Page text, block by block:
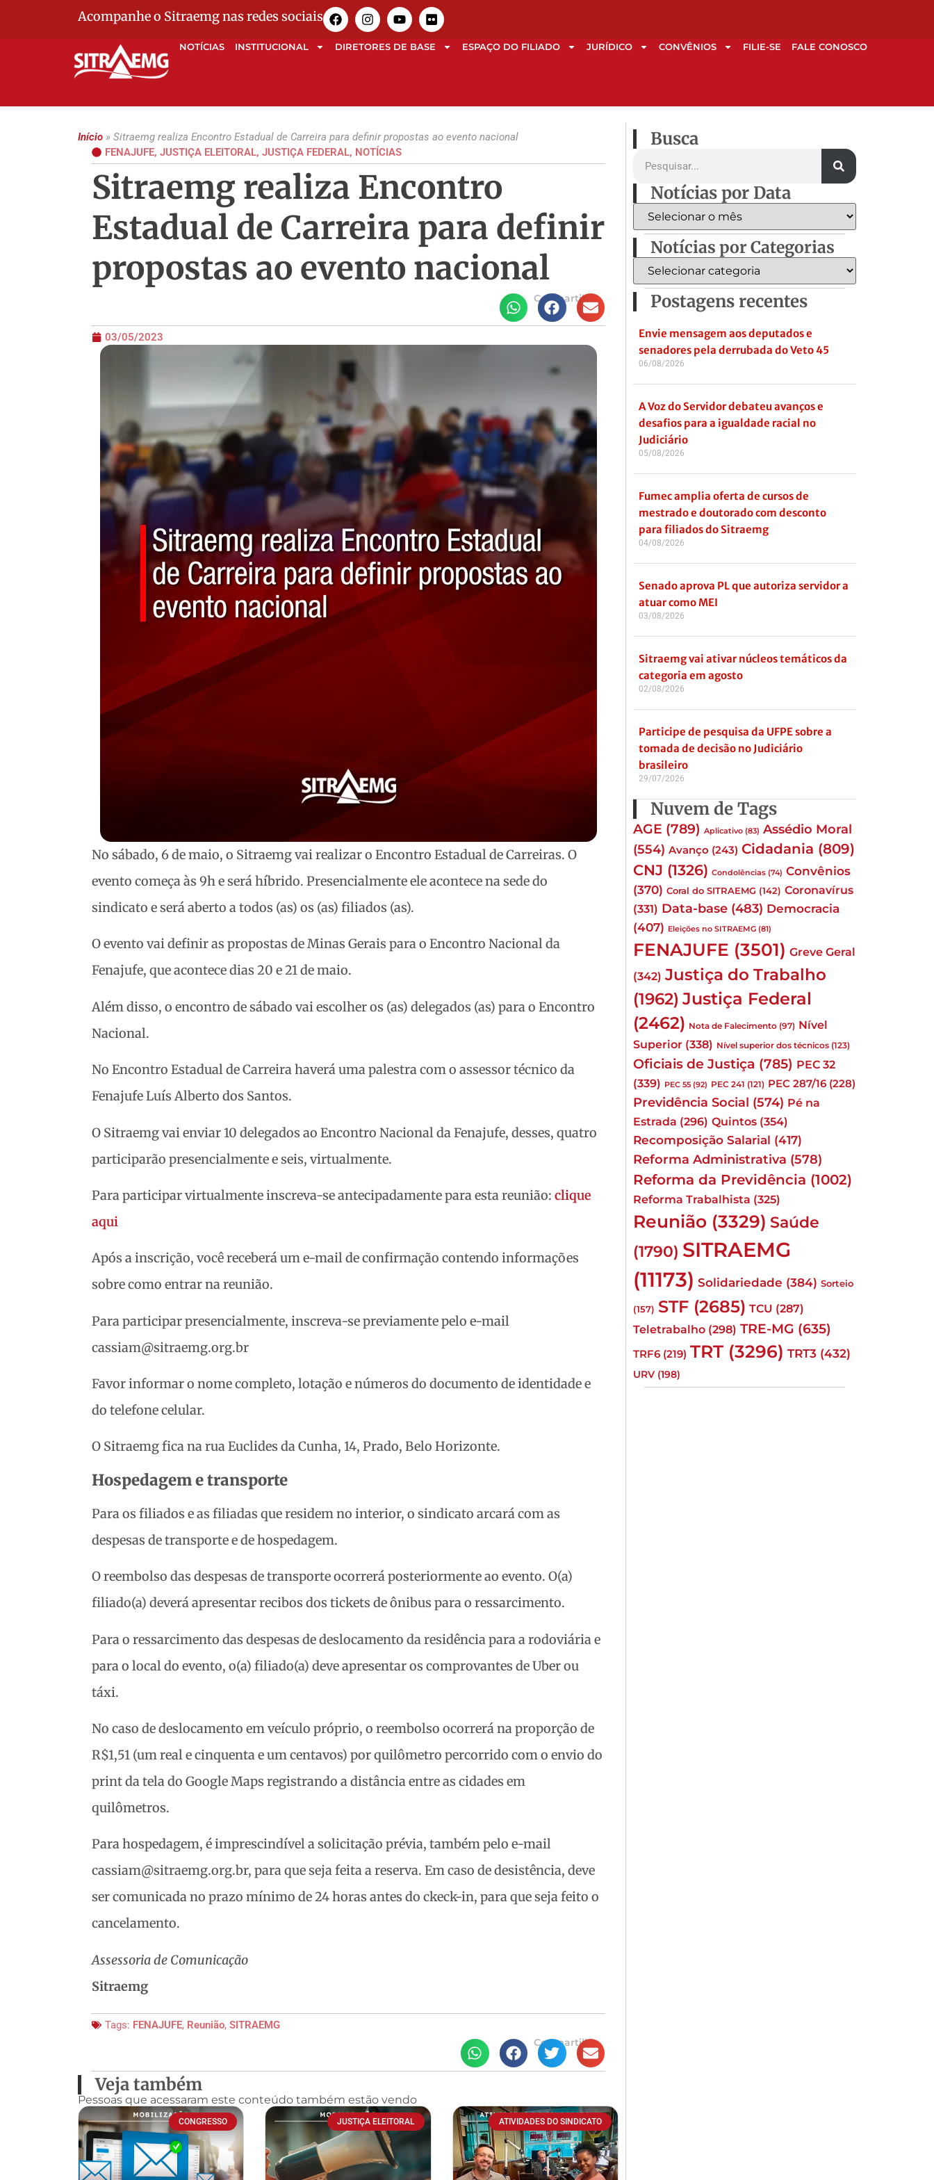
Acompanhe o Sitraemg nas redes sociais
NOTÍCIAS INSTITUCIONAL DIRETORES DE BASE ESPAÇO DO FILIADO JURÍDICO CONVÊNIOS FILIE-SE FALE CONOSCO
Início » Sitraemg realiza Encontro Estadual de Carreira para definir propostas ao evento nacional
FENAJUFE, JUSTIÇA ELEITORAL, JUSTIÇA FEDERAL, NOTÍCIAS
Sitraemg realiza Encontro
Estadual de Carreira para definir
propostas ao evento nacional
Compartilhe
03/05/2023
No sábado, 6 de maio, o Sitraemg vai realizar o Encontro Estadual de Carreiras. O
evento começa às 9h e será híbrido. Presencialmente ele acontece na sede do
sindicato e será aberto a todos (as) os (as) filiados (as).
O evento vai definir as propostas de Minas Gerais para o Encontro Nacional da
Fenajufe, que acontece dias 20 e 21 de maio.
Além disso, o encontro de sábado vai escolher os (as) delegados (as) para o Encontro
Nacional.
No Encontro Estadual de Carreira haverá uma palestra com o assessor técnico da
Fenajufe Luís Alberto dos Santos.
O Sitraemg vai enviar 10 delegados ao Encontro Nacional da Fenajufe, desses, quatro
participarão presencialmente e seis, virtualmente.
Para participar virtualmente inscreva-se antecipadamente para esta reunião: clique
aqui
Após a inscrição, você receberá um e-mail de confirmação contendo informações
sobre como entrar na reunião.
Para participar presencialmente, inscreva-se previamente pelo e-mail
cassiam@sitraemg.org.br
Favor informar o nome completo, lotação e números do documento de identidade e
do telefone celular.
O Sitraemg fica na rua Euclides da Cunha, 14, Prado, Belo Horizonte.
Hospedagem e transporte
Para os filiados e as filiadas que residem no interior, o sindicato arcará com as
despesas de transporte e de hospedagem.
O reembolso das despesas de transporte ocorrerá posteriormente ao evento. O(a)
filiado(a) deverá apresentar recibos dos tickets de ônibus para o ressarcimento.
Para o ressarcimento das despesas de deslocamento da residência para a rodoviária e
para o local do evento, o(a) filiado(a) deve apresentar os comprovantes de Uber ou
táxi.
No caso de deslocamento em veículo próprio, o reembolso ocorrerá na proporção de
R$1,51 (um real e cinquenta e um centavos) por quilômetro percorrido com o envio do
print da tela do Google Maps registrando a distância entre as cidades em
quilômetros.
Para hospedagem, é imprescindível a solicitação prévia, também pelo e-mail
cassiam@sitraemg.org.br, para que seja feita a reserva. Em caso de desistência, deve
ser comunicada no prazo mínimo de 24 horas antes do ckeck-in, para que seja feito o
cancelamento.
Assessoria de Comunicação
Sitraemg
Tags: FENAJUFE, Reunião, SITRAEMG
Compartilhe
Veja também
Pessoas que acessaram este conteúdo também estão vendo
CONGRESSO JUSTIÇA ELEITORAL ATIVIDADES DO SINDICATO
Busca
Notícias por Data
Notícias por Categorias
Postagens recentes
Envie mensagem aos deputados e
senadores pela derrubada do Veto 45
06/08/2026
A Voz do Servidor debateu avanços e
desafios para a igualdade racial no
Judiciário
05/08/2026
Fumec amplia oferta de cursos de
mestrado e doutorado com desconto
para filiados do Sitraemg
04/08/2026
Senado aprova PL que autoriza servidor a
atuar como MEI
03/08/2026
Sitraemg vai ativar núcleos temáticos da
categoria em agosto
02/08/2026
Participe de pesquisa da UFPE sobre a
tomada de decisão no Judiciário
brasileiro
29/07/2026
Nuvem de Tags
AGE (789) Aplicativo (83) Assédio Moral
(554) Avanço (243) Cidadania (809)
CNJ (1326) Condolências (74) Convênios
(370) Coral do SITRAEMG (142) Coronavírus
(331) Data-base (483) Democracia
(407) Eleições no SITRAEMG (81)
FENAJUFE (3501) Greve Geral
(342) Justiça do Trabalho
(1962) Justiça Federal
(2462) Nota de Falecimento (97) Nível
Superior (338) Nível superior dos técnicos (123)
Oficiais de Justiça (785) PEC 32
(339) PEC 55 (92) PEC 241 (121) PEC 287/16 (228)
Previdência Social (574) Pé na
Estrada (296) Quintos (354)
Recomposição Salarial (417)
Reforma Administrativa (578)
Reforma da Previdência (1002)
Reforma Trabalhista (325)
Reunião (3329) Saúde
(1790) SITRAEMG
(11173) Solidariedade (384) Sorteio
(157) STF (2685) TCU (287)
Teletrabalho (298) TRE-MG (635)
TRF6 (219) TRT (3296) TRT3 (432)
URV (198)